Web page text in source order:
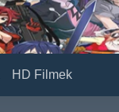
HD Filmek